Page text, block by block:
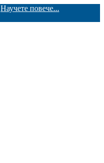
Научете повече...